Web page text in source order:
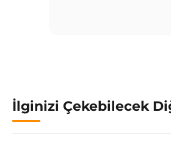
İlginizi Çekebilecek